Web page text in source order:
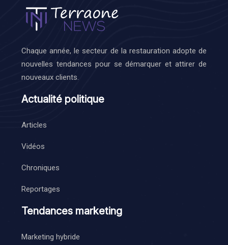
Chaque année, le secteur de la restauration adopte de
nouvelles tendances pour se démarquer et attirer de
nouveaux clients.
Actualité politique
Articles
Vidéos
Chroniques
Reportages
Tendances marketing
Marketing hybride